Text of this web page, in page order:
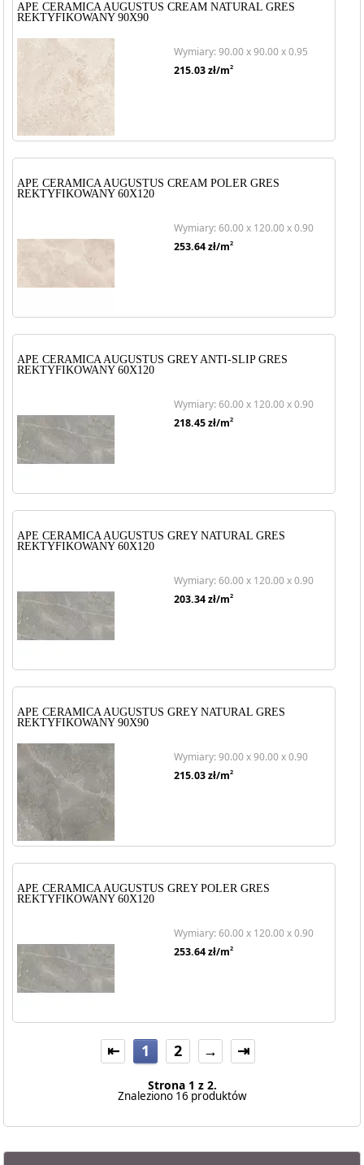
APE CERAMICA AUGUSTUS CREAM NATURAL GRES
REKTYFIKOWANY 90X90
Wymiary: 90.00 x 90.00 x 0.95
215.03zł/m2
APE CERAMICA AUGUSTUS CREAM POLER GRES
REKTYFIKOWANY 60X120
Wymiary: 60.00 x 120.00 x 0.90
253.64zł/m2
APE CERAMICA AUGUSTUS GREY ANTI-SLIP GRES
REKTYFIKOWANY 60X120
Wymiary: 60.00 x 120.00 x 0.90
218.45zł/m2
APE CERAMICA AUGUSTUS GREY NATURAL GRES
REKTYFIKOWANY 60X120
Wymiary: 60.00 x 120.00 x 0.90
203.34zł/m2
APE CERAMICA AUGUSTUS GREY NATURAL GRES
REKTYFIKOWANY 90X90
Wymiary: 90.00 x 90.00 x 0.90
215.03zł/m2
APE CERAMICA AUGUSTUS GREY POLER GRES
REKTYFIKOWANY 60X120
Wymiary: 60.00 x 120.00 x 0.90
253.64zł/m2
⇤ 1 2 → ⇥
Strona 1 z 2.
Znaleziono 16 produktów